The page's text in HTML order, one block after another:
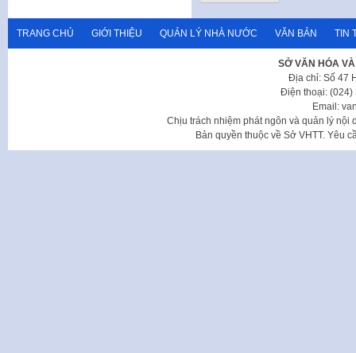
TRANG CHỦ GIỚI THIỆU QUẢN LÝ NHÀ NƯỚC VĂN BẢN TIN
SỞ VĂN HÓA
Địa chỉ: Số 47
Điện thoại: (024)
Email:
Chịu trách nhiệm phát ngôn và quản lý nội
Bản quyền thuộc về Sở VHTT. Yêu